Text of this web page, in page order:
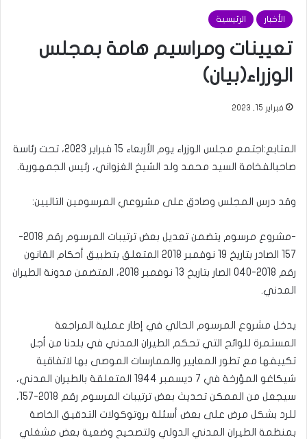
الأخبار الرئيسية
تعيينات ومراسيم هامة بمجلس
الوزراء(بيان)
فبراير 15, 2023
المتابع:اجتمع مجلس الوزراء يوم الأربعاء 15 فبراير 2023، تحت رئاسة
صاحبالفخامة السيد محمد ولد الشيخ الغزواني، رئيس الجمهورية.
وقد درس المجلس وصادق على مشروعي المرسومين التاليين:
-مشروع مرسوم يتضمن تعديل بعض ترتيبات المرسوم رقم 2018-
157 الصادر بتاريخ 19 نوفمبر 2018 المتعلق بتطبيق أحكام القانون
رقم 2018-040 الصار بتاريخ 13 نوفمبر 2018، المتضمن مدونة الطيران
المدني.
يدخل مشروع المرسوم الحالي في إطار عملية المراجعة
المستمرة للوائح التي تحكم الطيران المدني في بلدنا من أجل
تكييفها مع تطور المعايير والممارسات الموصى بها لاتفاقية
شيكاغو المؤرخة في 7 ديسمبر 1944 المتعلقة بالطيران المدني،
سيجعل من الممكن تحديث بعض ترتيبات المرسوم رقم 2018-157،
للرد بشكل مرض على بعض أسئلة بروتوكولات التدقيق الخاصة
بمنظمة الطيران المدني الدولي ولتصحيح وضعية بعض مشغلي